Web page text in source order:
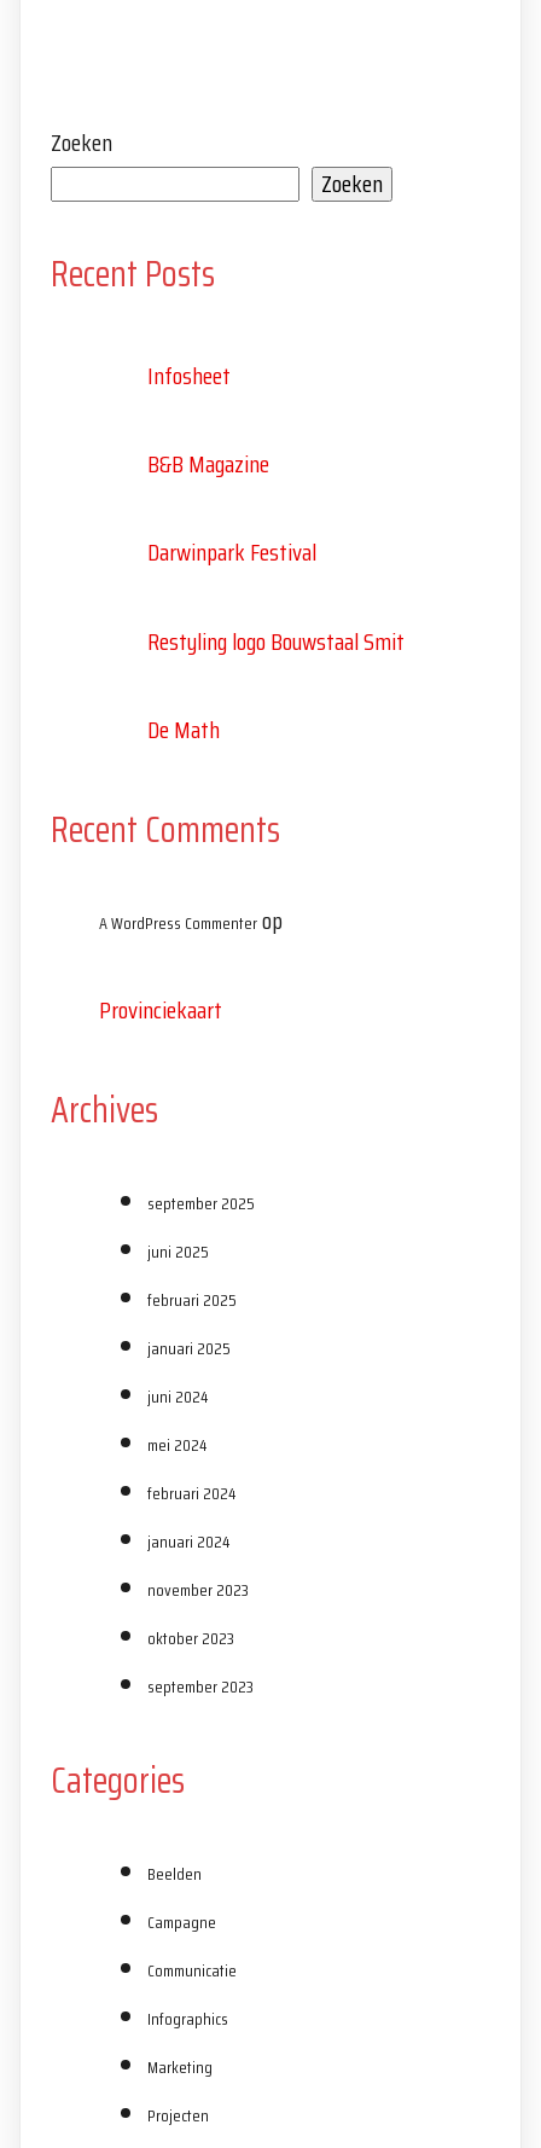
Zoeken
Zoeken
Recent Posts
Infosheet
B&B Magazine
Darwinpark Festival
Restyling logo Bouwstaal Smit
De Math
Recent Comments
A WordPress Commenterop
Provinciekaart
Archives
september 2025
juni 2025
februari 2025
januari 2025
juni 2024
mei 2024
februari 2024
januari 2024
november 2023
oktober 2023
september 2023
Categories
Beelden
Campagne
Communicatie
Infographics
Marketing
Projecten